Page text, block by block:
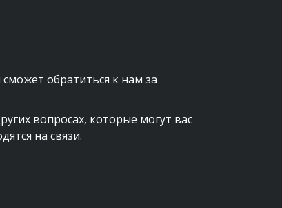
обратиться к нам за
вопросах, которые могут вас
на связи.